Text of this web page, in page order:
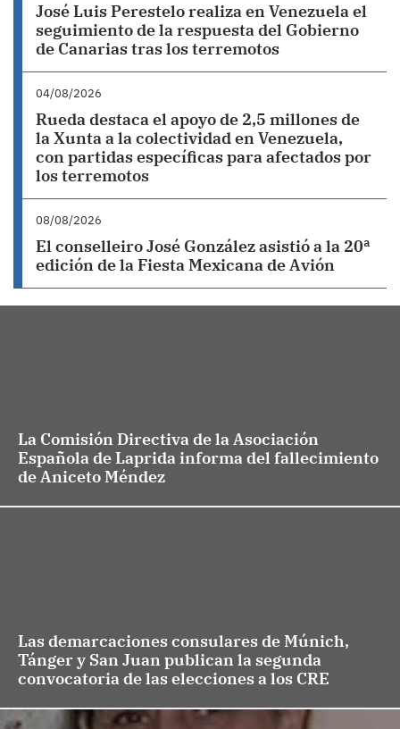
José Luis Perestelo realiza en Venezuela el
seguimiento de la respuesta del Gobierno
de Canarias tras los terremotos
04/08/2026
Rueda destaca el apoyo de 2,5 millones de
la Xunta a la colectividad en Venezuela,
con partidas específicas para afectados por
los terremotos
08/08/2026
El conselleiro José González asistió a la 20ª
edición de la Fiesta Mexicana de Avión
La Comisión Directiva de la Asociación
Española de Laprida informa del fallecimiento
de Aniceto Méndez
Las demarcaciones consulares de Múnich,
Tánger y San Juan publican la segunda
convocatoria de las elecciones a los CRE